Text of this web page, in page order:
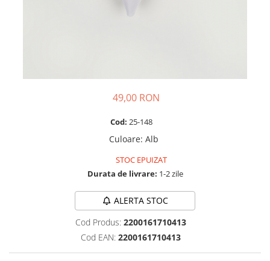
49,00 RON
Cod: 25-148
Culoare: Alb
STOC EPUIZAT
Durata de livrare: 1-2 zile
ALERTA STOC
Cod Produs: 2200161710413
Cod EAN: 2200161710413